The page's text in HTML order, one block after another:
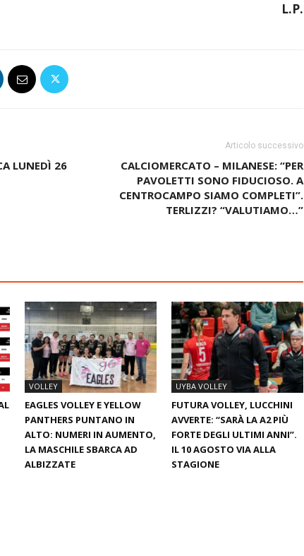
L.P.
LUNEDÌ 26
Articolo successivo
CALCIOMERCATO – MILANESE: “PER
PAVOLETTI SONO FIDUCIOSO. A
CENTROCAMPO SIAMO COMPLETI”.
TERLIZZI? “VALUTIAMO…”
VOLLEY
EAGLES VOLLEY E YELLOW
PANTHERS PUNTANO IN
ALTO: NUMERI IN AUMENTO,
LA MASCHILE SBARCA AD
ALBIZZATE
UYBA VOLLEY
FUTURA VOLLEY, LUCCHINI
AVVERTE: “SARÀ LA A2 PIÙ
FORTE DEGLI ULTIMI ANNI”.
IL 10 AGOSTO VIA ALLA
STAGIONE